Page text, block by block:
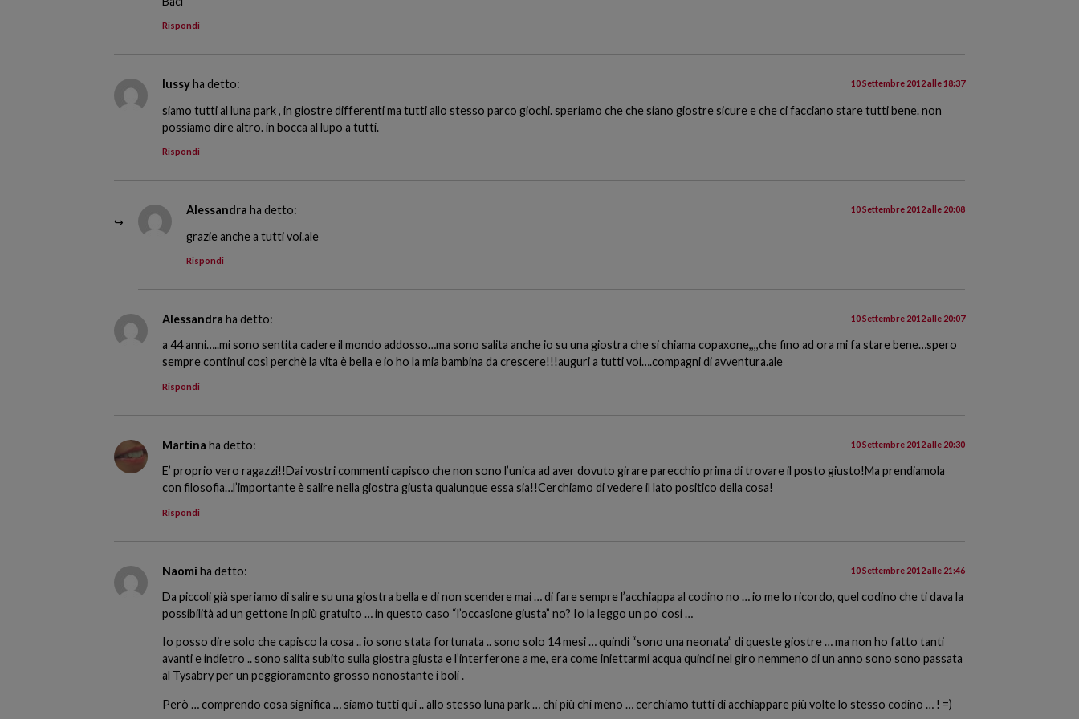
Rispondi
lussyha detto: 10 Settembre 2012 alle 18:37
siamo tutti al luna park , in giostre differenti ma tutti allo stesso parco giochi. speriamo che che siano giostre sicure e che ci facciano stare tutti bene. non
possiamo dire altro. in bocca al lupo a tutti.
Rispondi
Alessandra ha detto: 10 Settembre 2012 alle 20:08
grazie anche a tutti voi.ale
Rispondi
Alessandra ha detto: 10 Settembre 2012 alle 20:07
a 44 anni…..mi sono sentita cadere il mondo addosso…ma sono salita anche io su una giostra che si chiama copaxone,,,,che fino ad ora mi fa stare bene…spero
sempre continui così perchè la vita è bella e io ho la mia bambina da crescere!!!auguri a tutti voi….compagni di avventura.ale
Rispondi
Martina ha detto: 10 Settembre 2012 alle 20:30
E’ proprio vero ragazzi!!Dai vostri commenti capisco che non sono l’unica ad aver dovuto girare parecchio prima di trovare il posto giusto!Ma prendiamola
con filosofia…l’importante è salire nella giostra giusta qualunque essa sia!!Cerchiamo di vedere il lato positico della cosa!
Rispondi
Naomi ha detto: 10 Settembre 2012 alle 21:46
Da piccoli già speriamo di salire su una giostra bella e di non scendere mai … di fare sempre l’acchiappa al codino no … io me lo ricordo, quel codino che ti dava la
possibilità ad un gettone in più gratuito … in questo caso “l’occasione giusta” no? Io la leggo un po’ cosi …
Io posso dire solo che capisco la cosa .. io sono stata fortunata .. sono solo 14 mesi … quindi “sono una neonata” di queste giostre … ma non ho fatto tanti
avanti e indietro .. sono salita subito sulla giostra giusta e l’interferone a me, era come iniettarmi acqua quindi nel giro nemmeno di un anno sono sono passata
al Tysabry per un peggioramento grosso nonostante i boli .
Però … comprendo cosa significa … siamo tutti qui .. allo stesso luna park … chi più chi meno … cerchiamo tutti di acchiappare più volte lo stesso codino … ! =)